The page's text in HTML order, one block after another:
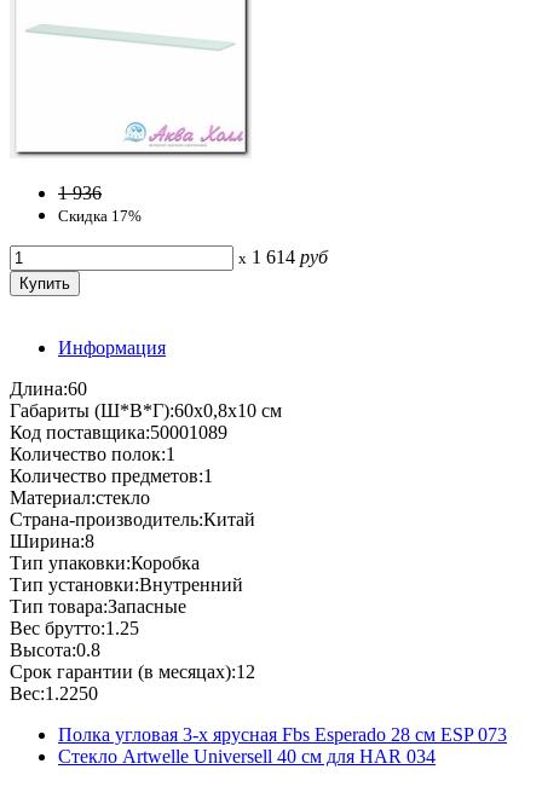
1 936
Скидка 17%
x 1 614 руб
Информация
Длина:60
Габариты (Ш*В*Г):60х0,8х10 см
Код поставщика:50001089
Количество полок:1
Количество предметов:1
Материал:стекло
Страна-производитель:Китай
Ширина:8
Тип упаковки:Коробка
Тип установки:Внутренний
Тип товара:Запасные
Вес брутто:1.25
Высота:0.8
Срок гарантии (в месяцах):12
Вес:1.2250
Полка угловая 3-х ярусная Fbs Esperado 28 см ESP 073
Стекло Artwelle Universell 40 см для HAR 034